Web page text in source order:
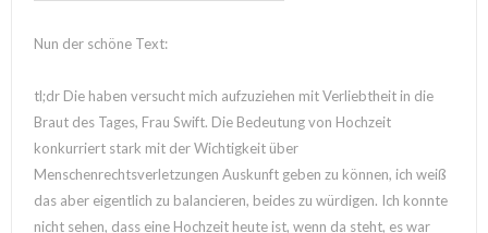
Nun der schöne Text:
tl;dr Die haben versucht mich aufzuziehen mit Verliebtheit in die
Braut des Tages, Frau Swift. Die Bedeutung von Hochzeit
konkurriert stark mit der Wichtigkeit über
Menschenrechtsverletzungen Auskunft geben zu können, ich weiß
das aber eigentlich zu balancieren, beides zu würdigen. Ich konnte
nicht sehen, dass eine Hochzeit heute ist, wenn da steht, es war